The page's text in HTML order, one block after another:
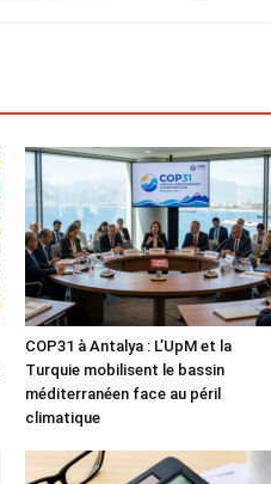
COP31 à Antalya : L’UpM et la
Turquie mobilisent le bassin
méditerranéen face au péril
climatique